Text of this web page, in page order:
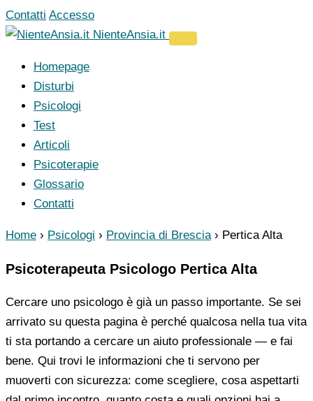
Vai
al
Contatti Accesso
NienteAnsia.it
Homepage
Disturbi
Psicologi
Test
Articoli
Psicoterapie
Glossario
Contatti
Home › Psicologi › Provincia di Brescia › Pertica Alta
Psicoterapeuta Psicologo Pertica Alta
Cercare uno psicologo è già un passo importante. Se sei
arrivato su questa pagina è perché qualcosa nella tua vita
ti sta portando a cercare un aiuto professionale — e fai
bene. Qui trovi le informazioni che ti servono per
muoverti con sicurezza: come scegliere, cosa aspettarti